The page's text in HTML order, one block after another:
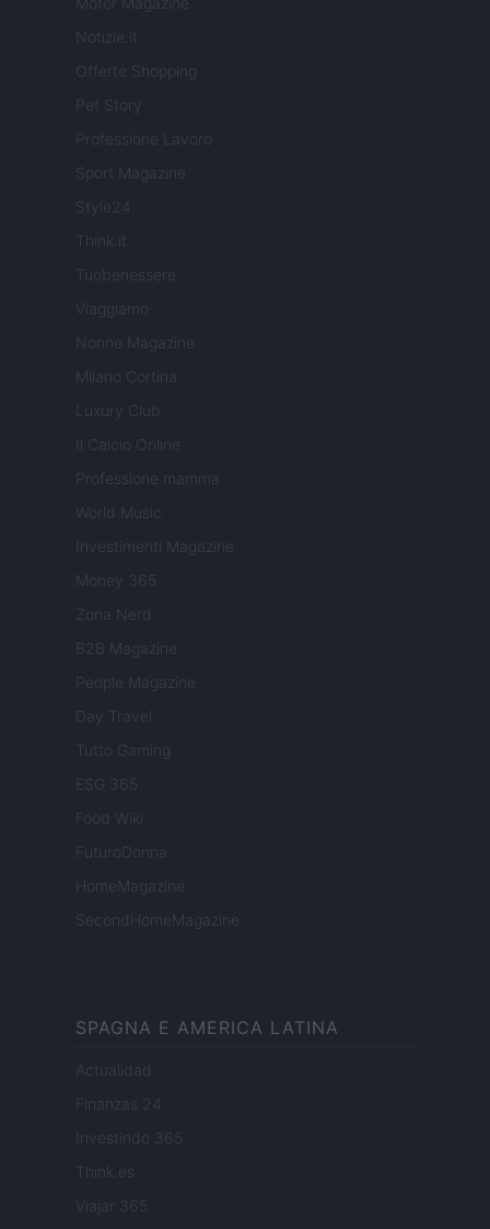
Notizie.it
Offerte Shopping
Pet Story
Professione Lavoro
Sport Magazine
Style24
Think.it
Tuobenessere
Viaggiamo
Nonne Magazine
Milano Cortina
Luxury Club
Il Calcio Online
Professione mamma
World Music
Investimenti Magazine
Money 365
Zona Nerd
B2B Magazine
People Magazine
Day Travel
Tutto Gaming
ESG 365
Food Wiki
FuturoDonna
HomeMagazine
SecondHomeMagazine
SPAGNA E AMERICA LATINA
Actualidad
Finanzas 24
Investindo 365
Think.es
Viajar 365